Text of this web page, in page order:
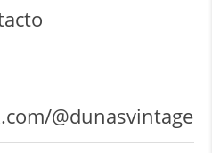
@dunasvintage